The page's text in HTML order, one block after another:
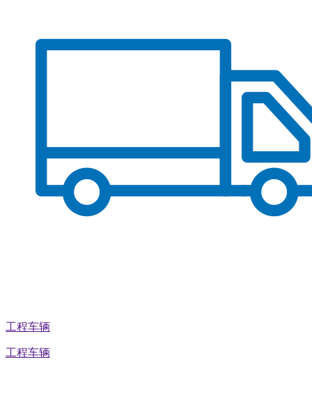
工程车辆
工程车辆